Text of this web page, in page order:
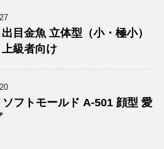
目金魚 立体型（小・極小）
級者向け
フトモールド A-501 顔型 愛